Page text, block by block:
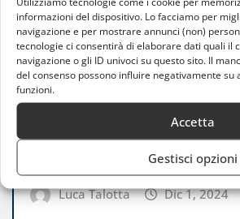
informazioni del dispositivo. Lo facciamo per
navigazione e per mostrare annunci (non)
tecnologie ci consentirà di elaborare dati quali il
navigazione o gli ID univoci su questo sito. Il
del consenso possono influire negativamente su
funzioni.
Accetta
Gestisci opzioni
FARE SPORT
Realizzato a Milano il 14°
neoprofessionisti: il futuro
Luca Talotta Dic 1, 2024